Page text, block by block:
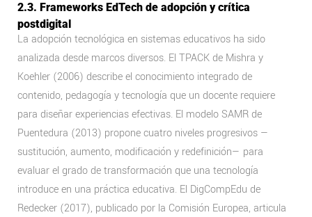
2.3. Frameworks EdTech de adopción y crítica
postdigital
La adopción tecnológica en sistemas educativos ha sido
analizada desde marcos diversos. El TPACK de Mishra y
Koehler (2006) describe el conocimiento integrado de
contenido, pedagogía y tecnología que un docente requiere
para diseñar experiencias efectivas. El modelo SAMR de
Puentedura (2013) propone cuatro niveles progresivos —
sustitución, aumento, modificación y redefinición— para
evaluar el grado de transformación que una tecnología
introduce en una práctica educativa. El DigCompEdu de
Redecker (2017), publicado por la Comisión Europea, articula